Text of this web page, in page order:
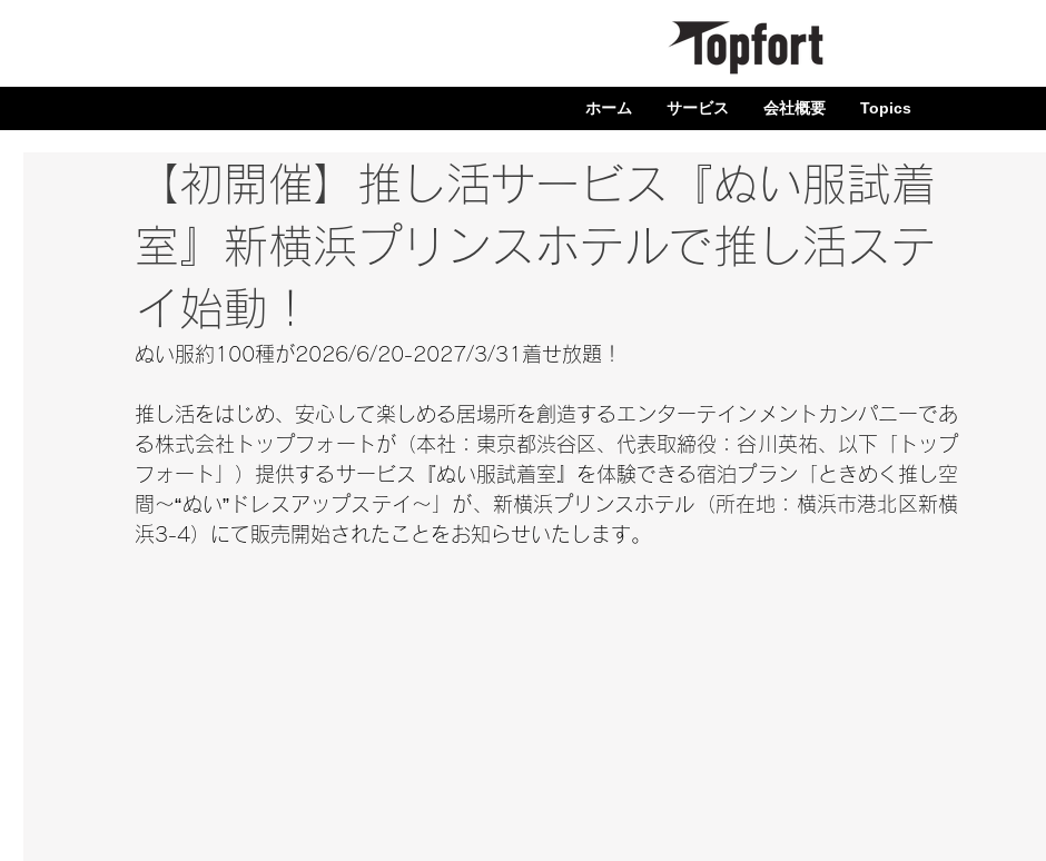
ホーム サービス 会社概要 Topics
【初開催】推し活サービス『ぬい服試着
室』新横浜プリンスホテルで推し活ステ
イ始動！
ぬい服約100種が2026/6/20-2027/3/31着せ放題！
推し活をはじめ、安心して楽しめる居場所を創造するエンターテインメントカンパニーであ
る株式会社トップフォートが（本社：東京都渋谷区、代表取締役：谷川英祐、以下「トップ
フォート」）提供するサービス『ぬい服試着室』を体験できる宿泊プラン「ときめく推し空
間～“ぬい”ドレスアップステイ～」が、新横浜プリンスホテル（所在地：横浜市港北区新横
浜3-4）にて販売開始されたことをお知らせいたします。